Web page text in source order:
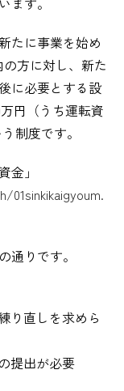
たに事業を始め
方に対し、新た
に必要とする設
円（うち運転資
制度です。
金」
通りです。
り直しを求めら
提出が必要